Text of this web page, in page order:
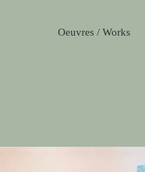
Oeuvres / Works